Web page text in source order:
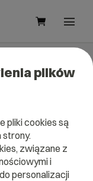
it isLink
use.
plików
pliki cookies są
strony.
związane z
i
personalizacji